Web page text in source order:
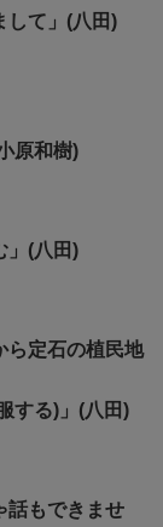
して」(八田)
原和樹)
」(八田)
ら定石の植民地
する)」(八田)
話もできませ